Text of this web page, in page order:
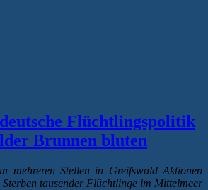
Flüchtlingspolitik
Brunnen bluten
mehreren Stellen in Greifswald Aktionen
Sterben tausender Flüchtlinge im Mittelmeer